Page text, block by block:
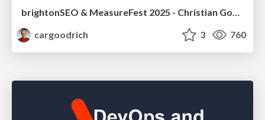
brightonSEO & MeasureFest 2025 - Christian Goodrich - Winning strategies for Black Friday CRO & PPC
cargoodrich
3 760